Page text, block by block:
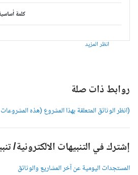
كلمة أساسية
انظر المزيد
روابط ذات صلة
(انظر الوثائق المتعلقة بهذا المشروع (هذه المشروعات
إشترك في التنبيهات الالكترونية/
المستجدات اليومية عن آخر المشاريع والوثائق